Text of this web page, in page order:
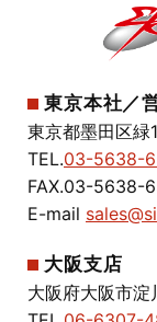
東京本社／
東京都墨田区緑
TEL.03-5638-
FAX.03-5638-
E-mail
大阪支店
大阪府大阪市